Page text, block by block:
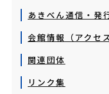
あきべん通信・発
会館情報（アクセ
関連団体
リンク集